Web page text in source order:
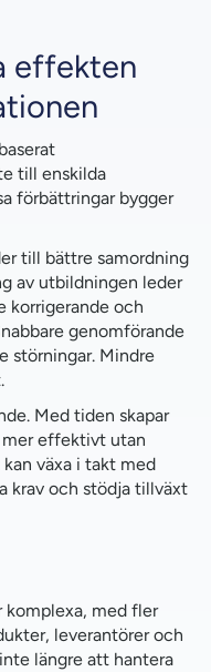
effekten
till enskilda
förbättringar bygger
till bättre samordning
av utbildningen leder
korrigerande och
genomförande
störningar. Mindre
Med tiden skapar
effektivt utan
växa i takt med
krav och stödja tillväxt
komplexa, med fler
leverantörer och
längre att hantera